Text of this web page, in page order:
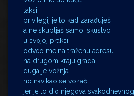
taksi,
privilegij je to kad zarađuješ
a ne skupljaš samo iskustvo
u svojoj praksi,
odveo me na traženu adresu
na drugom kraju grada,
duga je vožnja
no navikao se vozač
jer je to dio njegova svakodnevnog